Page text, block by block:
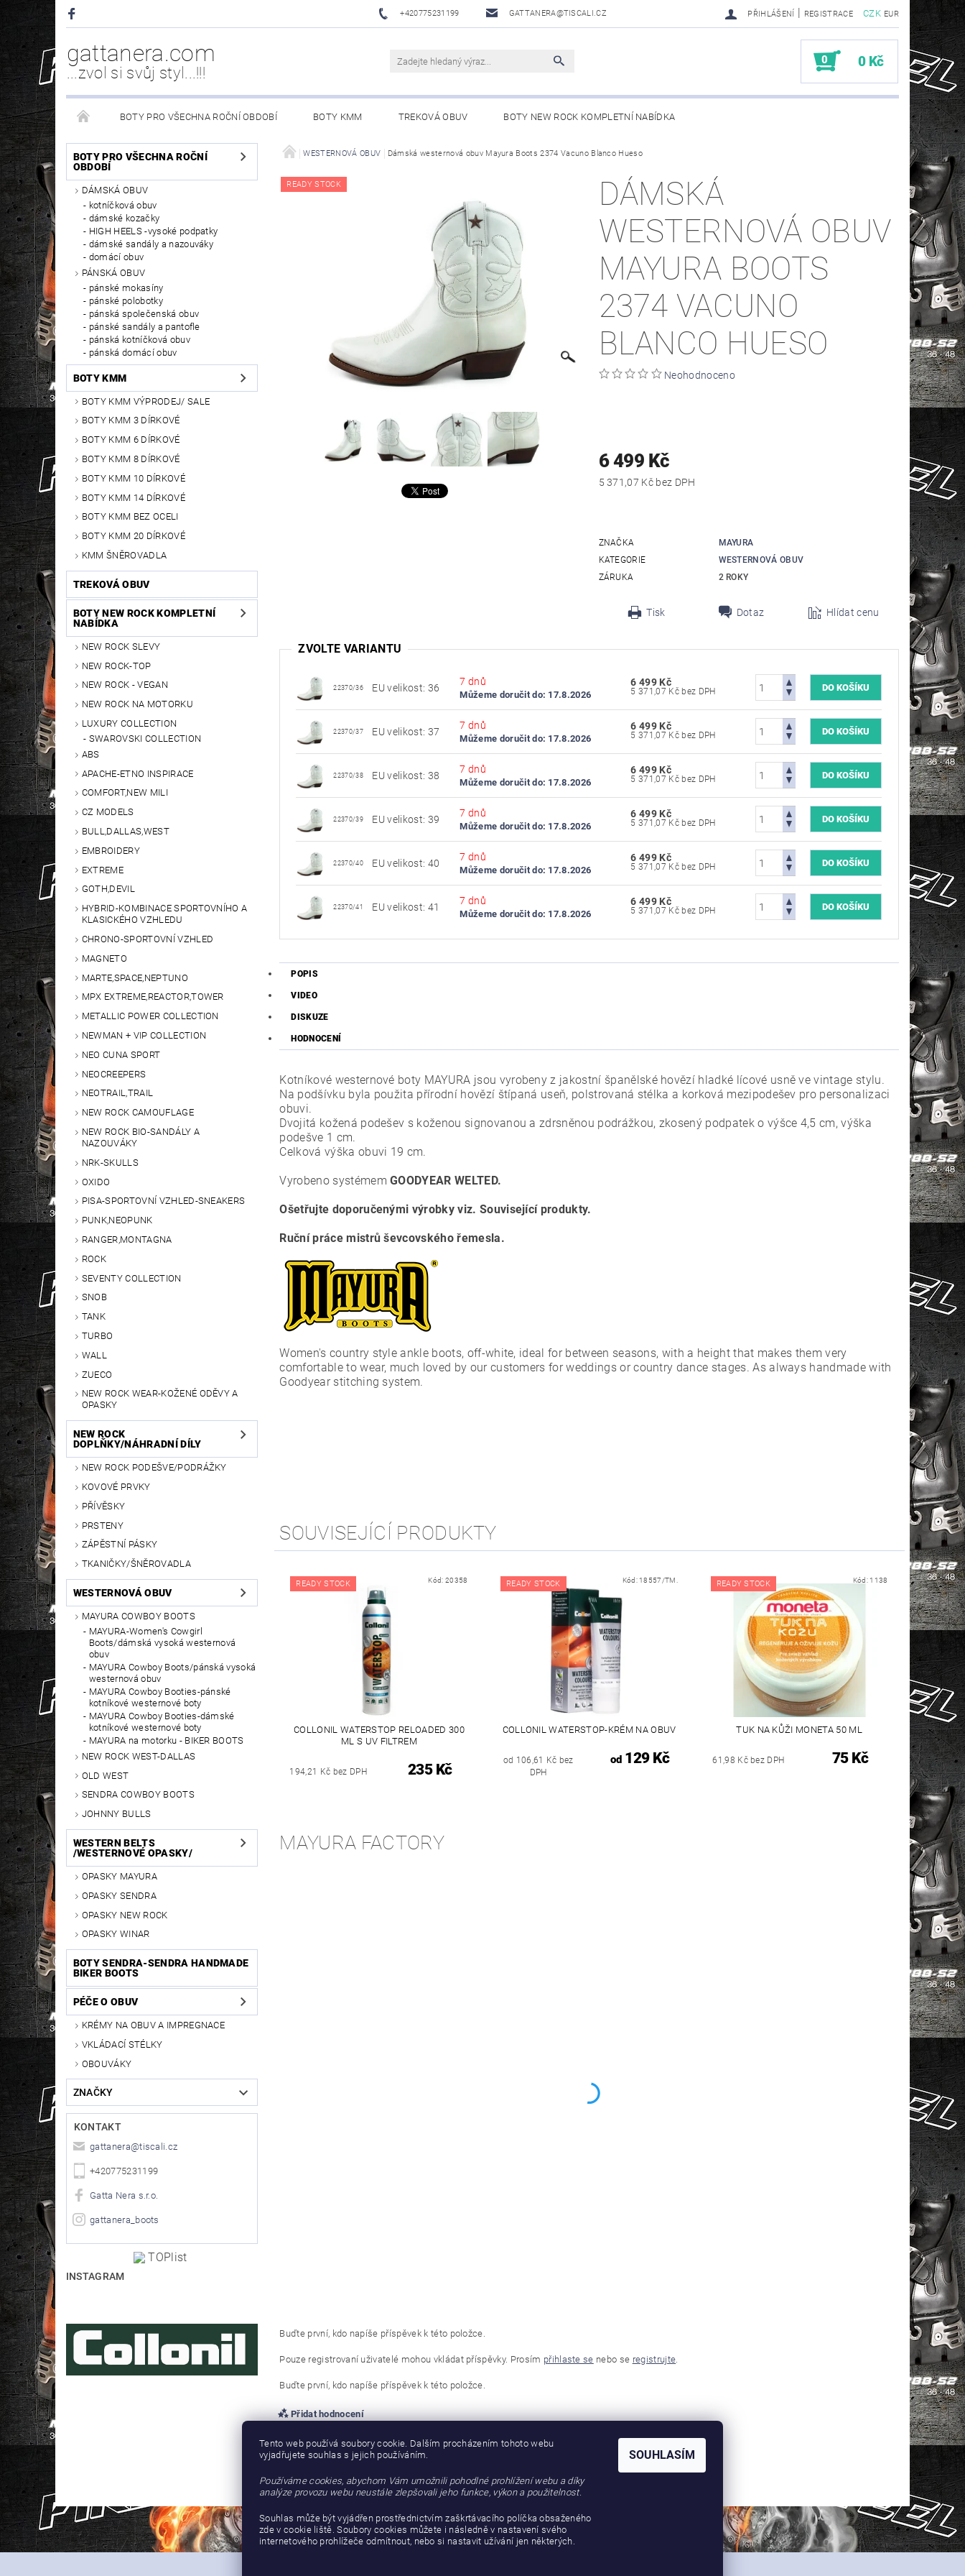
+420775231199 GATTANERA@TISCALI.CZ CZK EUR
PŘIHLÁŠENÍ | REGISTRACE
gattanera.com
...zvol si svůj styl...!!!
0 0 Kč
BOTY PRO VŠECHNA ROČNÍ OBDOBÍ BOTY KMM TREKOVÁ OBUV BOTY NEW ROCK KOMPLETNÍ NABÍDKA
NEW ROCK DOPLŇKY/NÁHRADNÍ DÍLY WESTERNOVÁ OBUV WESTERN BELTS /WESTERNOVÉ OPASKY/ BOTY SENDRA-SENDRA HANDMADE BIKER BOOTS
PÉČE O OBUV
BOTY PRO VŠECHNA ROČNÍ
OBDOBÍ
DÁMSKÁ OBUV
kotníčková obuv
dámské kozačky
HIGH HEELS -vysoké podpatky
dámské sandály a nazouváky
domácí obuv
PÁNSKÁ OBUV
pánské mokasíny
pánské polobotky
pánská společenská obuv
pánské sandály a pantofle
pánská kotníčková obuv
pánská domácí obuv
BOTY KMM
BOTY KMM VÝPRODEJ/ SALE
BOTY KMM 3 DÍRKOVÉ
BOTY KMM 6 DÍRKOVÉ
BOTY KMM 8 DÍRKOVÉ
BOTY KMM 10 DÍRKOVÉ
BOTY KMM 14 DÍRKOVÉ
BOTY KMM BEZ OCELI
BOTY KMM 20 DÍRKOVÉ
KMM ŠNĚROVADLA
TREKOVÁ OBUV
BOTY NEW ROCK KOMPLETNÍ
NABÍDKA
NEW ROCK SLEVY
NEW ROCK-TOP
NEW ROCK - VEGAN
NEW ROCK NA MOTORKU
LUXURY COLLECTION
SWAROVSKI COLLECTION
ABS
APACHE-ETNO INSPIRACE
COMFORT,NEW MILI
CZ MODELS
BULL,DALLAS,WEST
EMBROIDERY
EXTREME
GOTH,DEVIL
HYBRID-KOMBINACE SPORTOVNÍHO A
KLASICKÉHO VZHLEDU
CHRONO-SPORTOVNÍ VZHLED
MAGNETO
MARTE,SPACE,NEPTUNO
MPX EXTREME,REACTOR,TOWER
METALLIC POWER COLLECTION
NEWMAN + VIP COLLECTION
NEO CUNA SPORT
NEOCREEPERS
NEOTRAIL,TRAIL
NEW ROCK CAMOUFLAGE
NEW ROCK BIO-SANDÁLY A
NAZOUVÁKY
NRK-SKULLS
OXIDO
PISA-SPORTOVNÍ VZHLED-SNEAKERS
PUNK,NEOPUNK
RANGER,MONTAGNA
ROCK
SEVENTY COLLECTION
SNOB
TANK
TURBO
WALL
ZUECO
NEW ROCK WEAR-KOŽENÉ ODĚVY A
OPASKY
NEW ROCK
DOPLŇKY/NÁHRADNÍ DÍLY
NEW ROCK PODEŠVE/PODRÁŽKY
KOVOVÉ PRVKY
PŘÍVĚSKY
PRSTENY
ZÁPĚSTNÍ PÁSKY
TKANIČKY/ŠNĚROVADLA
WESTERNOVÁ OBUV
MAYURA COWBOY BOOTS
MAYURA-Women's Cowgirl
Boots/dámská vysoká westernová
obuv
MAYURA Cowboy Boots/pánská vysoká
westernová obuv
MAYURA Cowboy Booties-pánské
kotníkové westernové boty
MAYURA Cowboy Booties-dámské
kotníkové westernové boty
MAYURA na motorku - BIKER BOOTS
NEW ROCK WEST-DALLAS
OLD WEST
SENDRA COWBOY BOOTS
JOHNNY BULLS
WESTERN BELTS
/WESTERNOVÉ OPASKY/
OPASKY MAYURA
OPASKY SENDRA
OPASKY NEW ROCK
OPASKY WINAR
BOTY SENDRA-SENDRA HANDMADE
BIKER BOOTS
PÉČE O OBUV
KRÉMY NA OBUV A IMPREGNACE
VKLÁDACÍ STÉLKY
OBOUVÁKY
ZNAČKY
KONTAKT
gattanera@tiscali.cz
+420775231199
Gatta Nera s.r.o.
gattanera_boots
INSTAGRAM
WESTERNOVÁ OBUV Dámská westernová obuv Mayura Boots 2374 Vacuno Blanco Hueso
READY STOCK
DÁMSKÁ
WESTERNOVÁ OBUV
MAYURA BOOTS
2374 VACUNO
BLANCO HUESO
Neohodnoceno
6 499 Kč
5 371,07 Kč bez DPH
ZNAČKA
MAYURA
KATEGORIE
WESTERNOVÁ OBUV
ZÁRUKA
2 ROKY
Tisk Dotaz Hlídat cenu
ZVOLTE VARIANTU
22370/36 EU velikost: 36
7 dnů
Můžeme doručit do: 17.8.2026
6 499 Kč
5 371,07 Kč bez DPH
22370/37 EU velikost: 37
7 dnů
Můžeme doručit do: 17.8.2026
6 499 Kč
5 371,07 Kč bez DPH
22370/38 EU velikost: 38
7 dnů
Můžeme doručit do: 17.8.2026
6 499 Kč
5 371,07 Kč bez DPH
22370/39 EU velikost: 39
7 dnů
Můžeme doručit do: 17.8.2026
6 499 Kč
5 371,07 Kč bez DPH
22370/40 EU velikost: 40
7 dnů
Můžeme doručit do: 17.8.2026
6 499 Kč
5 371,07 Kč bez DPH
22370/41 EU velikost: 41
7 dnů
Můžeme doručit do: 17.8.2026
6 499 Kč
5 371,07 Kč bez DPH
POPIS
VIDEO
DISKUZE
HODNOCENÍ
Kotníkové westernové boty MAYURA jsou vyrobeny z jakostní španělské hovězí hladké lícové usně ve vintage stylu.
Na podšívku byla použita přírodní hovězí štípaná useň, polstrovaná stélka a korková mezipodešev pro personalizaci
obuvi.
Dvojitá kožená podešev s koženou signovanou a zdrsněnou podrážkou, zkosený podpatek o výšce 4,5 cm, výška
podešve 1 cm.
Celková výška obuvi 19 cm.
Vyrobeno systémemGOODYEAR WELTED.
Ošetřujte doporučenými výrobky viz. Související produkty.
Ruční práce mistrů ševcovského řemesla.
Women's country style ankle boots, off-white, ideal for between seasons, with a height that makes them very
comfortable to wear, much loved by our customers for weddings or country dance stages. As always handmade with
Goodyear stitching system.
SOUVISEJÍCÍ PRODUKTY
READY STOCK Kód: 20358
COLLONIL WATERSTOP RELOADED 300
ML S UV FILTREM
194,21 Kč bez DPH 235 Kč
READY STOCK Kód: 18557/TM.
COLLONIL WATERSTOP-KRÉM NA OBUV
od 106,61 Kč bez
DPH
od129 Kč
READY STOCK Kód: 1138
TUK NA KŮŽI MONETA 50 ML
61,98 Kč bez DPH 75 Kč
MAYURA FACTORY
Buďte první, kdo napíše příspěvek k této položce.
Pouze registrovaní uživatelé mohou vkládat příspěvky. Prosím přihlaste se nebo se registrujte
Buďte první, kdo napíše příspěvek k této položce.
Přidat hodnocení
Tento web používá soubory cookie. Dalším procházením tohoto webu
vyjadřujete souhlas s jejich používáním.
Používáme cookies, abychom Vám umožnili pohodlné prohlížení webu a díky
analýze provozu webu neustále zlepšovali jeho funkce, výkon a použitelnost.
Souhlas může být vyjádřen prostřednictvím zaškrtávacího políčka obsaženého
zde v cookie liště. Soubory cookies můžete i následně v nastavení svého
internetového prohlížeče odmítnout, nebo si nastavit užívání jen některých.
SOUHLASÍM